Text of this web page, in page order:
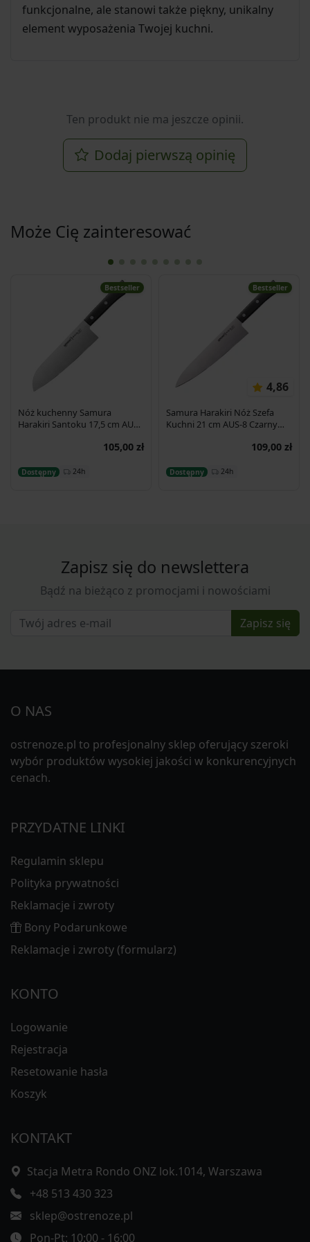
funkcjonalne, ale stanowi także piękny, unikalny
element wyposażenia Twojej kuchni.
Ten produkt nie ma jeszcze opinii.
Dodaj pierwszą opinię
Może Cię zainteresować
Bestseller
Nóż kuchenny Samura
Harakiri Santoku 17,5 cm AUS-
105,00 zł
Dostępny 24h
Dodaj do koszyka
Bestseller
4,86
Samura Harakiri Nóż Szefa
Kuchni 21 cm AUS-8 Czarny
109,00 zł
Dostępny 24h
Dodaj do koszyka
Zapisz się do newslettera
Bądź na bieżąco z promocjami i nowościami
Zapisz się
O NAS
ostrenoze.pl to profesjonalny sklep oferujący szeroki
wybór produktów wysokiej jakości w konkurencyjnych
cenach.
PRZYDATNE LINKI
Regulamin sklepu
Polityka prywatności
Reklamacje i zwroty
Bony Podarunkowe
Reklamacje i zwroty (formularz)
KONTO
Logowanie
Rejestracja
Resetowanie hasła
Koszyk
KONTAKT
Stacja Metra Rondo ONZ lok.1014, Warszawa
+48 513 430 323
sklep@ostrenoze.pl
Pon-Pt: 10:00 - 16:00